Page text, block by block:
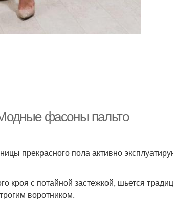
фасоны пальто
прекрасного пола активно
кроя с потайной застежкой, шьется
воротником.